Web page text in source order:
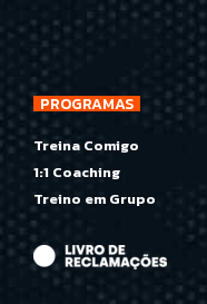
PROGRAMAS
Treina Comigo
1:1 Coaching
Treino em Grupo